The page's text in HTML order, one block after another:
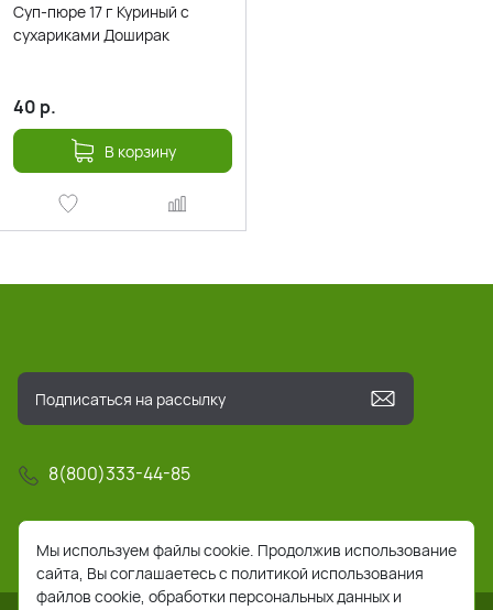
Суп-пюре 17 г Куриный с
сухариками Доширак
40 р.
В корзину
8(800)333-44-85
info@pochta-rts.ru
Мы используем файлы cookie. Продолжив использование
сайта, Вы соглашаетесь с политикой использования
файлов cookie, обработки персональных данных и